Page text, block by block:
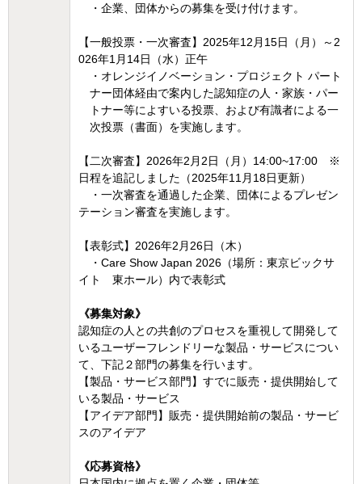
・企業、団体からの募集を受け付けます。
【一般投票・一次審査】2025年12月15日（月）～2
026年1月14日（水）正午
・オレンジイノベーション・プロジェクト パート
ナー団体経由で案内した認知症の人・家族・パー
トナー等によすいる投票、および有識者による一
次投票（書面）を実施します。
【二次審査】2026年2月2日（月）14:00~17:00 ※
日程を追記しました（2025年11月18日更新）
・一次審査を通過した企業、団体によるプレゼン
テーション審査を実施します。
【表彰式】2026年2月26日（木）
・Care Show Japan 2026（場所：東京ビックサ
イト 東ホール）内で表彰式
《募集対象》
認知症の人との共創のプロセスを重視して開発して
いるユーザーフレンドリーな製品・サービスについ
て、下記２部門の募集を行います。
【製品・サービス部門】すでに販売・提供開始して
いる製品・サービス
【アイデア部門】販売・提供開始前の製品・サービ
スのアイデア
《応募資格》